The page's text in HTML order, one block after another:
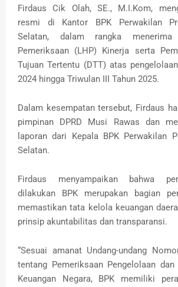
Firdaus Cik Olah, SE., M.I.Kom,
resmi di Kantor BPK Perwakilan
Selatan, dalam rangka menerima
Pemeriksaan (LHP) Kinerja serta
Tujuan Tertentu (DTT) atas
2024 hingga Triwulan III Tahun 2025.
‎Dalam kesempatan tersebut, Firdaus
pimpinan DPRD Musi Rawas dan
laporan dari Kepala BPK Perwakilan
Selatan.
‎Firdaus menyampaikan bahwa
dilakukan BPK merupakan bagian
memastikan tata kelola keuangan
prinsip akuntabilitas dan transparansi.
‎“Sesuai amanat Undang-undang
tentang Pemeriksaan Pengelolaan dan
Keuangan Negara, BPK memiliki